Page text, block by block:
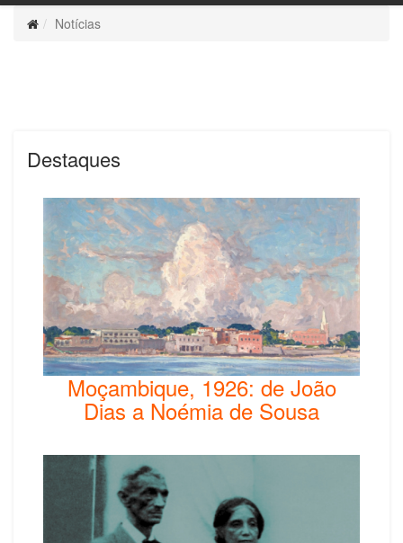
Notícias
Destaques
Moçambique, 1926: de João
Dias a Noémia de Sousa